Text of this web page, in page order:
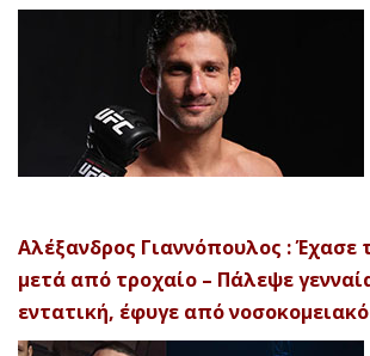
Αλέξανδρος Γιαννόπουλος : Έχασε
μετά από τροχαίο – Πάλεψε
εντατική, έφυγε από